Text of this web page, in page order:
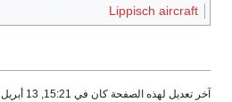
Lippisch aircraft
آخر تعديل لهذه الصفحة كان في 15:21, 13 أبريل 2026.